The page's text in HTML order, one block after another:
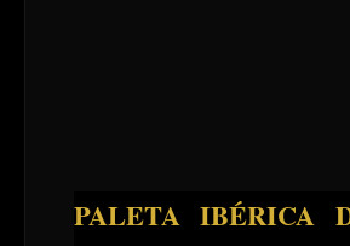
PALETA IBÉRICA